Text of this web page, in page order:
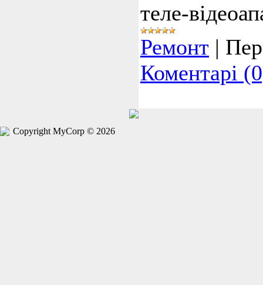
теле-
Ремонт |
Коментарі
Copyright MyCorp © 2026